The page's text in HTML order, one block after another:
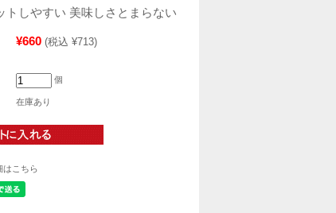
トしやすい 美味しさとまらない
¥660 (税込 ¥713)
個
在庫あり
はこちら